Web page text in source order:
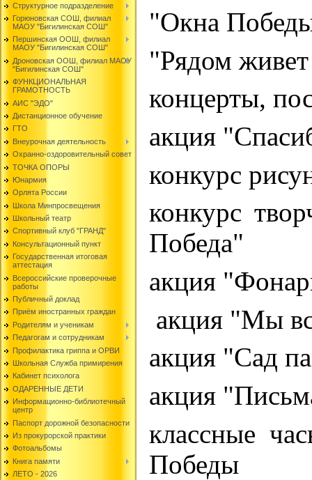
Структурное подразделение
Горюновская СОШ, филиал
МАОУ "Бигилинская СОШ"
Першинская ООШ, филиал
МАОУ "Бигилинская СОШ"
Дроновская ООШ, филиал МАОУ
"Бигилинская СОШ"
ФУНКЦИОНАЛЬНАЯ
ГРАМОТНОСТЬ
АИС "ЭДО"
Дистанционное обучение
ГТО
Внеурочная деятельность
Охранно-оздоровительный совет
ТОЧКА ОПОРЫ
Юнармия
Орлята России
Школа Минпросвещения
Школьный театр
Спортивный клуб "ГРАНД"
Консультационный пункт
Государственная итоговая
аттестация
Всероссийские проверочные
работы
Публичный доклад
Приём иностранных граждан
Родителям и ученикам
Педагогам и сотрудникам
Профилактика гриппа и ОРВИ
Школьная Служба примирения
Кабинет психолога
ОДАРЕННЫЕ ДЕТИ
Информационно-библиотечный
центр
Паспорт дорожной безопасности
Из прокурорской практики
Фотоальбомы
Книга памяти
ЛЕТО - 2026
"Окна
"Рядом живет
концерты,
акция
конкурс
конкурс
Победа"
акция
акция "Мы
акция "Сад
акция
классные
Победы